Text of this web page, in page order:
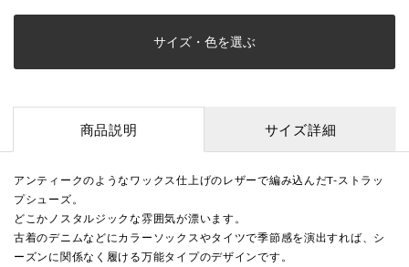
サイズ・色を選ぶ
商品説明 サイズ詳細
アンティークのようなワックス仕上げのレザーで編み込んだT-ストラッ
プシューズ。
どこかノスタルジックな雰囲気が漂います。
古着のデニムなどにカラーソックスやタイツで季節感を演出すれば、シ
ーズンに関係なく履ける万能タイプのデザインです。